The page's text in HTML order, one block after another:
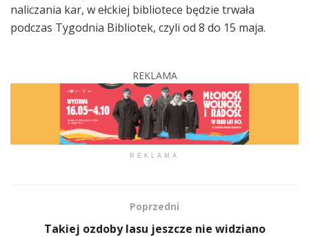
naliczania kar, w ełckiej bibliotece będzie trwała
podczas Tygodnia Bibliotek, czyli od 8 do 15 maja.
REKLAMA
REKLAMA
Poprzedni
Takiej ozdoby lasu jeszcze nie widziano